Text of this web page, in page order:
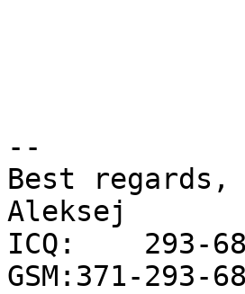
--
Best regards,
ICQ:    293-
GSM:371-293-